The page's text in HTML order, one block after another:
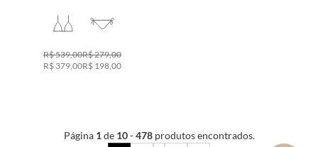
R$ 539,00
R$ 379,00
R$ 279,00
R$ 198,00
Página 1de 10-478produtos encontrados.